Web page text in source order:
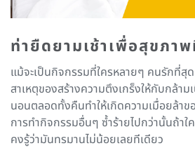
ท่ายืดยามเช้าเพื่อสุขภา
แม้จะเป็นกิจกรรมที่ใครหลายๆ คนรักที่สุ
สาเหตุของสร้างความตึงเกร็งให้กับกล้าม
นอนตลอดทั้งคืนทำให้เกิดความเมื่อยล้าข
การทำกิจกรรมอื่นๆ ซ้ำร้ายไปกว่านั้นถ้า
คงรู้ว่ามันทรมานไม่น้อยเลยทีเดียว